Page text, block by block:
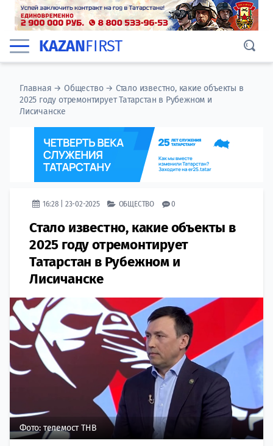
KAZANFIRST
Главная →Общество→ Стало известно, какие объекты в
2025 году отремонтирует Татарстан в Рубежном и
Лисичанске
16:28 | 23-02-2025 ОБЩЕСТВО 0
Стало известно, какие объекты в
2025 году отремонтирует
Татарстан в Рубежном и
Лисичанске
Фото: телемост ТНВ